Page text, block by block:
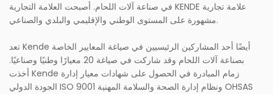
في صناعة آلات اللحام. أصبحت العلامة التجارية KENDE علامة تجارية
مشهورة على المستوى الوطني والإقليمي والبلدي والصناعي.
تعد Kende أيضًا أحد المشاركين الرئيسيين في صياغة المعايير الخاصة
بصناعة آلات اللحام وقد شاركت في صياغة 20 معيارًا وطنيًا وصناعيًا.
أخذت Kende زمام المبادرة في الحصول على شهادات معيار إدارة
الجودة الدولي ISO 9001 ونظام إدارة الصحة والسلامة المهنية OHSAS